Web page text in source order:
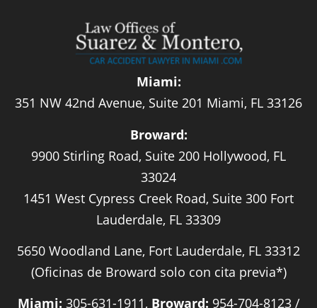
Miami:
351 NW 42nd Avenue, Suite 201 Miami, FL 33126
Broward:
9900 Stirling Road, Suite 200 Hollywood, FL
33024
1451 West Cypress Creek Road, Suite 300 Fort
Lauderdale, FL 33309
5650 Woodland Lane, Fort Lauderdale, FL 33312
(Oficinas de Broward solo con cita previa*)
Miami: 305-631-1911, Broward: 954-704-8123 /